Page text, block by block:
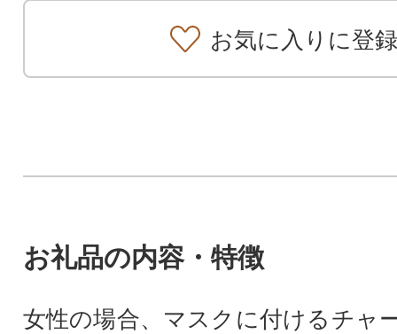
お気に入りに登録
お礼品の内容・特徴
女性の場合、マスクに付けるチャ